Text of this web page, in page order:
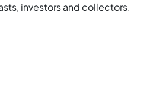
investors and collectors.